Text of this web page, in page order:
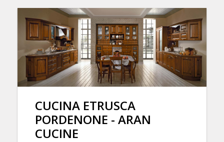
CUCINA ETRUSCA
PORDENONE - ARAN
CUCINE